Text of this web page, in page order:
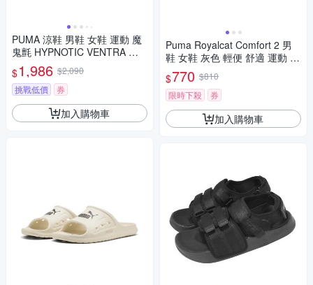
PUMA 涼鞋 男鞋 女鞋 運動 魔
鬼氈 HYPNOTIC VENTRA 米
白 40438102
$1,986 $2,090
挑戰低價
券
加入購物車
Puma Royalcat Comfort 2 男
鞋 女鞋 灰色 輕便 舒適 運動 休
閒 拖鞋 40033812
$770 $810
限時下殺
券
加入購物車